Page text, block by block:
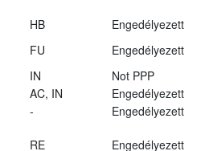
HB
Engedélyezett
FU
Engedélyezett
IN
Not PPP
AC, IN
Engedélyezett
-
Engedélyezett
RE Engedélyezett